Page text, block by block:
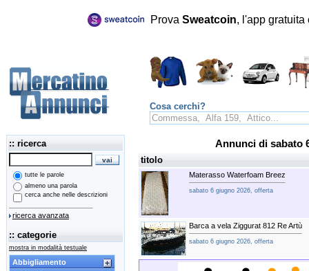
Prova Sweatcoin, l'app
Cosa cerchi?
:: ricerca
tutte le parole
almeno una parola
cerca anche nelle descrizioni
ricerca avanzata
:: categorie
mostra in modalità testuale
Abbigliamento
Annunci di sabato
titolo
Materasso Waterfoam Breez
sabato 6 giugno 2026, offerta
Barca a vela Ziggurat 812 Re Artù
sabato 6 giugno 2026, offerta